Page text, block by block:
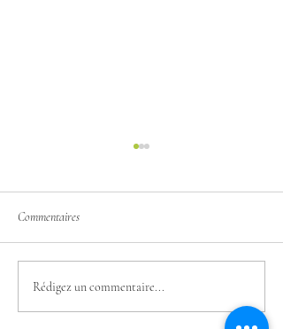
Ma passion pour les huiles
essentielles
Commentaires
Rédigez un commentaire...